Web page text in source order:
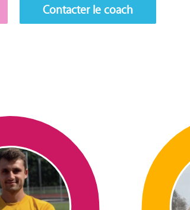
Contacter le coach